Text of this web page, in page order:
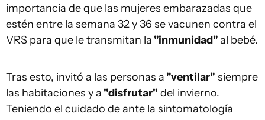
importancia de que las mujeres embarazadas que
estén entre la semana 32 y 36 se vacunen contra el
VRS para que le transmitan la "inmunidad"al bebé.
Tras esto, invitó a las personas a "ventilar" siempre
las habitaciones y a "disfrutar" del invierno.
Teniendo el cuidado de ante la sintomatología